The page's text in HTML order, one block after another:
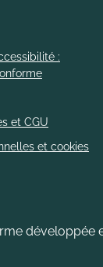
:
et CGU
et cookies
développée